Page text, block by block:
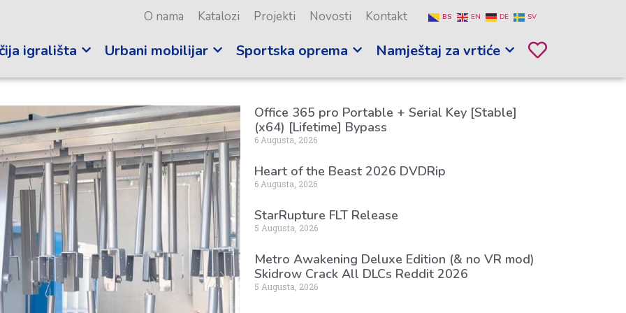
O nama Katalozi Projekti Novosti Kontakt BS EN DE SV
igrališta Urbani mobilijar Sportska oprema Namještaj za vrtiće
Office 365 pro Portable + Serial Key [Stable]
(x64) [Lifetime] Bypass
6 Augusta, 2026
Heart of the Beast 2026 DVDRip
6 Augusta, 2026
StarRupture FLT Release
5 Augusta, 2026
Metro Awakening Deluxe Edition (& no VR mod)
Skidrow Crack All DLCs Reddit 2026
5 Augusta, 2026